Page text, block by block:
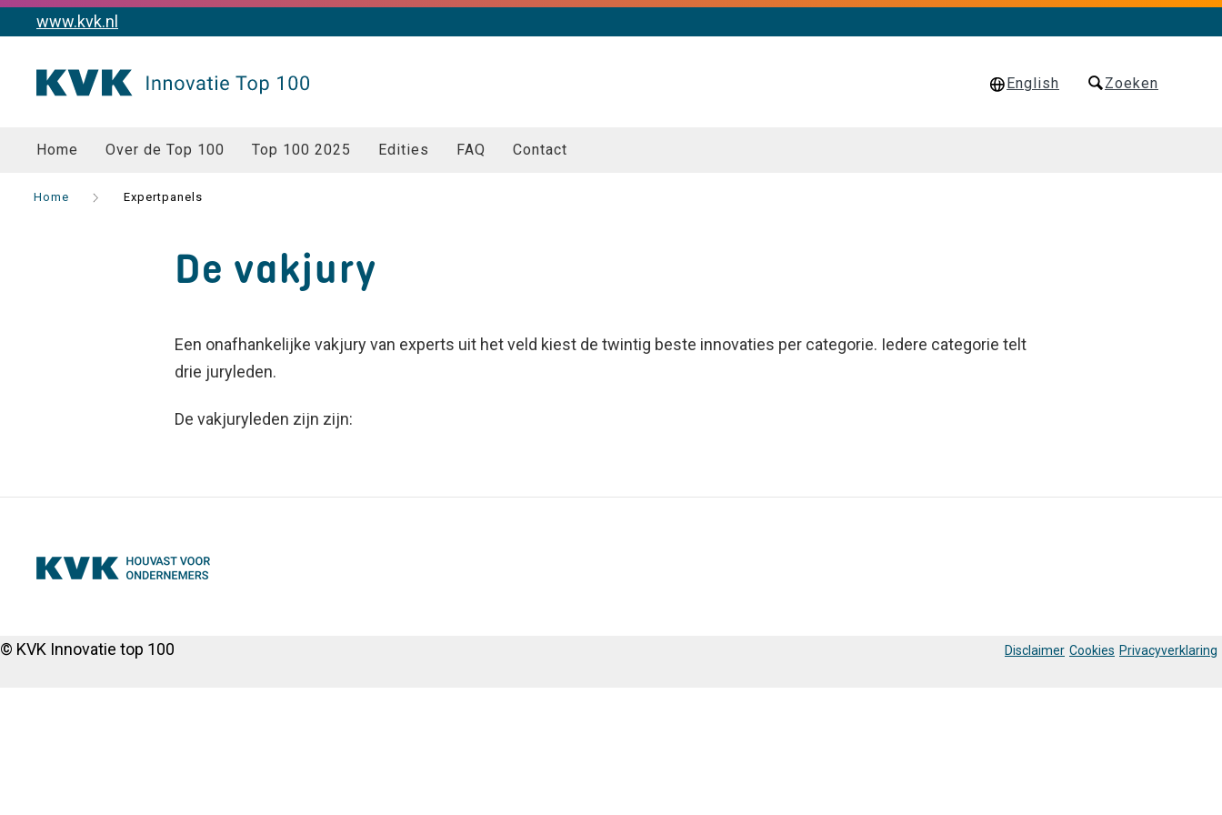
www.kvk.nl
English Zoeken
Home Over de Top 100 Top 100 2025 Edities FAQ Contact
Home Expertpanels
De vakjury
Een onafhankelijke vakjury van experts uit het veld kiest de twintig beste innovaties per categorie. Iedere categorie telt
drie juryleden.
De vakjuryleden zijn zijn:
© KVK Innovatie top 100 Disclaimer Cookies Privacyverklaring